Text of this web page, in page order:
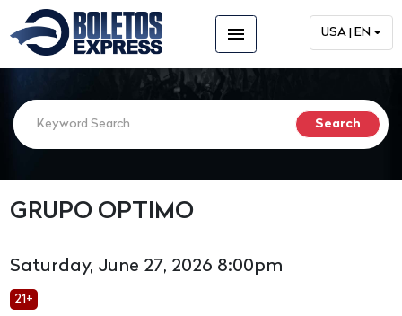
menu USA | EN
GRUPO OPTIMO
Saturday, June 27, 2026 8:00pm
21+